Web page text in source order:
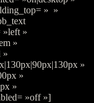
» »
»left »
»
»
»
»
»
»off »]